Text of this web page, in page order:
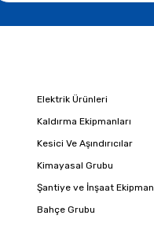
Elektrik Ürünleri
Kaldırma Ekipmanları
Kesici Ve Aşındırıcılar
Kimayasal Grubu
Şantiye ve İnşaat
Bahçe Grubu